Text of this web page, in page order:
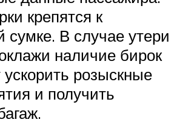
крепятся к
сумке. В случае утери
наличие бирок
ускорить розыскные
и получить